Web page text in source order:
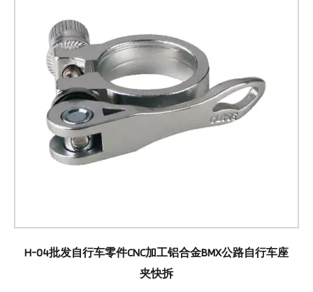
H-04批发自行车零件CNC加工铝合金BMX公路自行车座
夹快拆